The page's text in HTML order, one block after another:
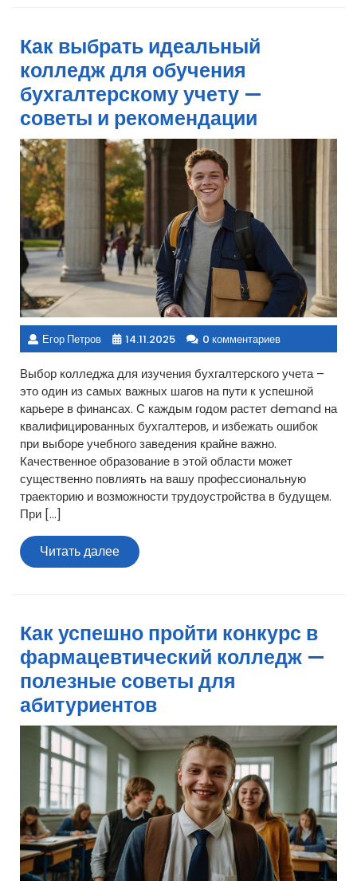
Как выбрать идеальный
колледж для обучения
бухгалтерскому учету —
советы и рекомендации
Егор Петров 14.11.2025 0 комментариев
Выбор колледжа для изучения бухгалтерского учета –
это один из самых важных шагов на пути к успешной
карьере в финансах. С каждым годом растет demand на
квалифицированных бухгалтеров, и избежать ошибок
при выборе учебного заведения крайне важно.
Качественное образование в этой области может
существенно повлиять на вашу профессиональную
траекторию и возможности трудоустройства в будущем.
При […]
Читать далееЧитать
далее
Как успешно пройти конкурс в
фармацевтический колледж —
полезные советы для
абитуриентов